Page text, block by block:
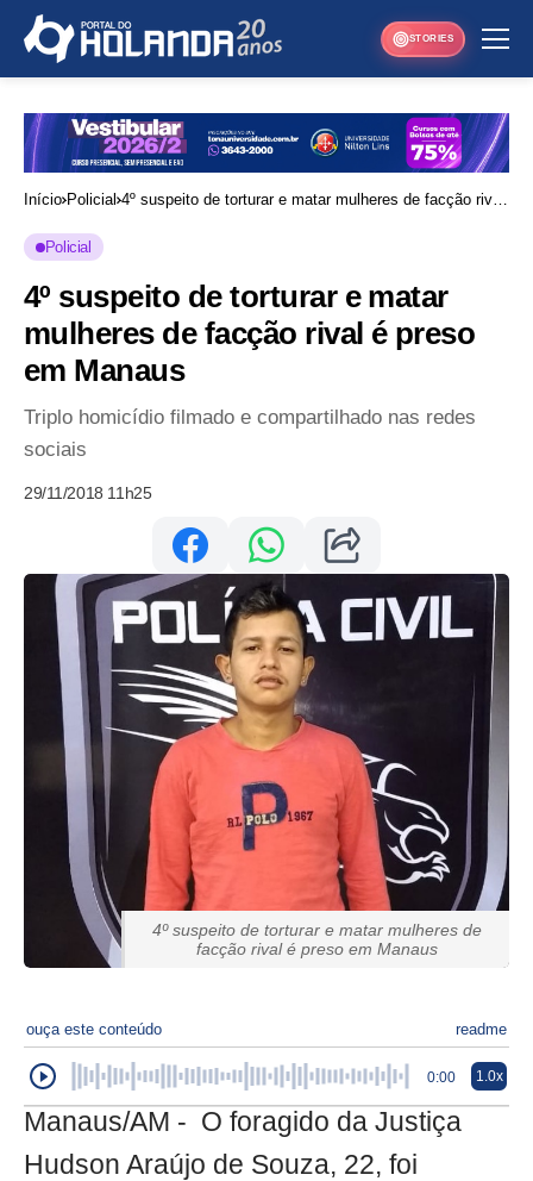
STORIES
Início Policial 4º suspeito de torturar e matar mulheres de facção rival
Policial
4º suspeito de torturar e matar
mulheres de facção rival é preso
em Manaus
Triplo homicídio filmado e compartilhado nas redes
sociais
29/11/2018 11h25
4º suspeito de torturar e matar mulheres de
facção rival é preso em Manaus
ouça este conteúdo readme
0:00 1.0x
Manaus/AM - O foragido da Justiça
Hudson Araújo de Souza, 22, foi